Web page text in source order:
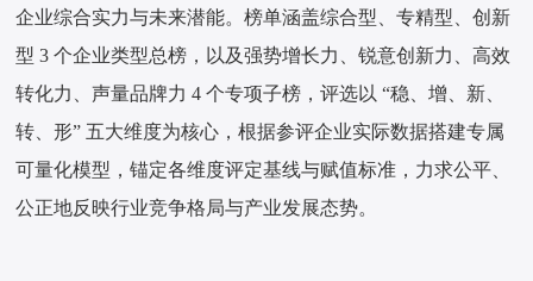
企业综合实力与未来潜能。榜单涵盖综合型、专精型、创新
型 3 个企业类型总榜，以及强势增长力、锐意创新力、高效
转化力、声量品牌力 4 个专项子榜，评选以 “稳、增、新、
转、形” 五大维度为核心，根据参评企业实际数据搭建专属
可量化模型，锚定各维度评定基线与赋值标准，力求公平、
公正地反映行业竞争格局与产业发展态势。